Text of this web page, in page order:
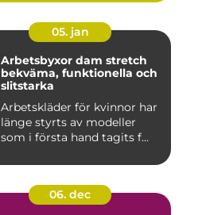
05. jan
Arbetsbyxor dam stretch
bekväma, funktionella och
slitstarka
Arbetskläder för kvinnor har
länge styrts av modeller
som i första hand tagits f...
06. dec